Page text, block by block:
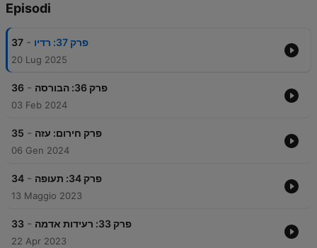
Episodi
37 - פרק 37: רדיו
20 Lug 2025
36 - פרק 36: הבורסה
03 Feb 2024
35 - פרק חירום: עזה
06 Gen 2024
34 - פרק 34: תעופה
13 Maggio 2023
33 - פרק 33: רעידות אדמה
22 Apr 2023